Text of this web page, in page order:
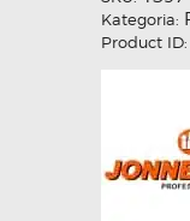
Kategoria:
Product ID: